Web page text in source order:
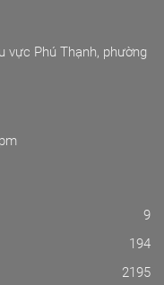
vực Phú Thạnh, phường
9
194
2195